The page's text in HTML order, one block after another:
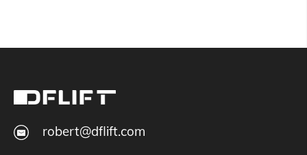
robert@dflift.com